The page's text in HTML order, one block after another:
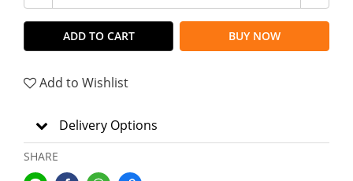
ADD TO CART BUY NOW
Add to Wishlist
Delivery Options
SHARE